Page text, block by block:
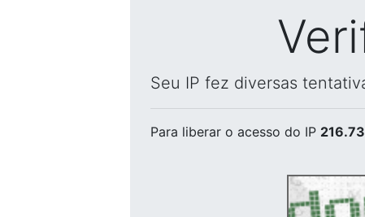
Seu IP fez diversas
Para liberar o acesso do IP